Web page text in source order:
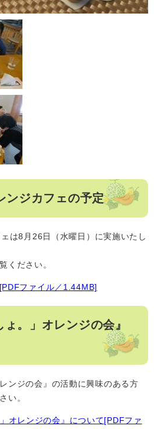
ンジカフェの予定
は8月26日（水曜日）に実施いたし
ください。
ファイル／1.44MB]
ょ。」オレンジの会』
ンジの会』の活動に興味のある方
い。
オレンジの会』について[PDFファ